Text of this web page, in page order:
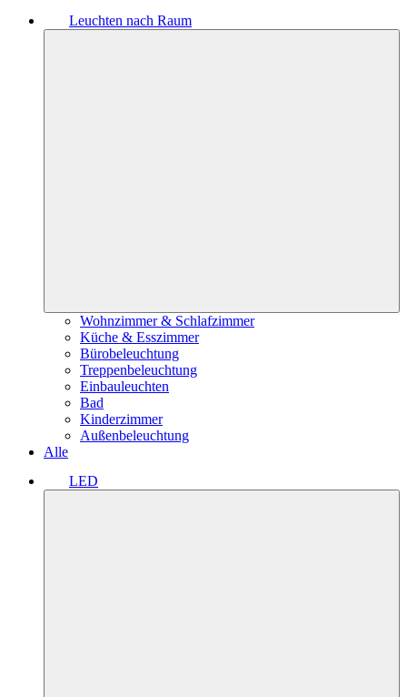
Leuchten nach Raum
Wohnzimmer & Schlafzimmer
Küche & Esszimmer
Bürobeleuchtung
Treppenbeleuchtung
Einbauleuchten
Bad
Kinderzimmer
Außenbeleuchtung
Alle
LED